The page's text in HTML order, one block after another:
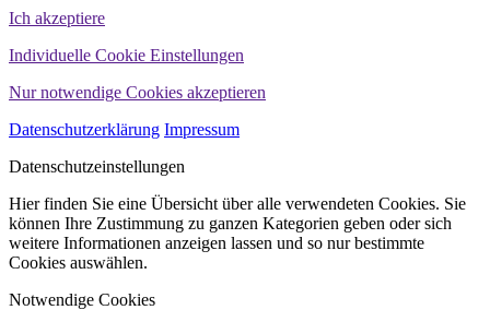
Ich akzeptiere
Individuelle Cookie Einstellungen
Nur notwendige Cookies akzeptieren
Datenschutzerklärung Impressum
Datenschutzeinstellungen
Hier finden Sie eine Übersicht über alle verwendeten Cookies. Sie
können Ihre Zustimmung zu ganzen Kategorien geben oder sich
weitere Informationen anzeigen lassen und so nur bestimmte
Cookies auswählen.
Notwendige Cookies